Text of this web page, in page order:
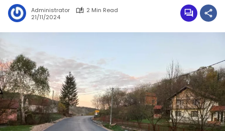
Administrator
2 Min Read
21/11/2024